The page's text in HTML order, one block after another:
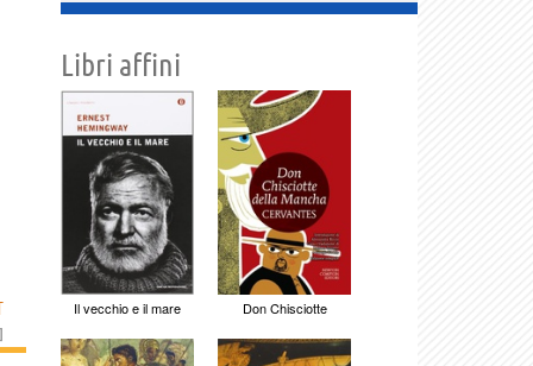
]
Libri affini
Il vecchio e il mare Don Chisciotte